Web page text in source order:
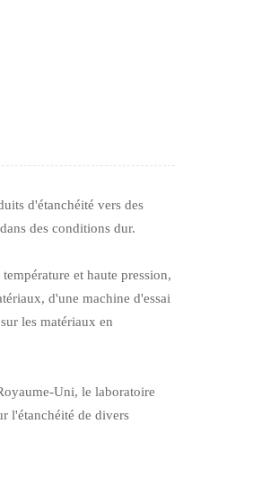
d'étanchéité vers des
des conditions dur.
et haute pression,
d'une machine d'essai
les matériaux en
Uni, le laboratoire
l'étanchéité de divers